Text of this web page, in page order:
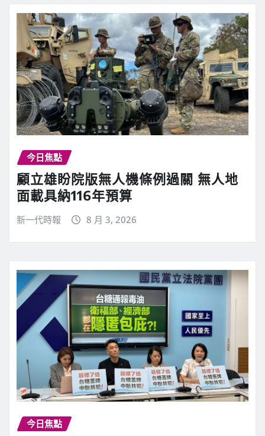
今日焦點
顧立雄盼院版無人機條例過關 無人地
面載具納116年預算
新一代時報 8 月 3, 2026
今日焦點